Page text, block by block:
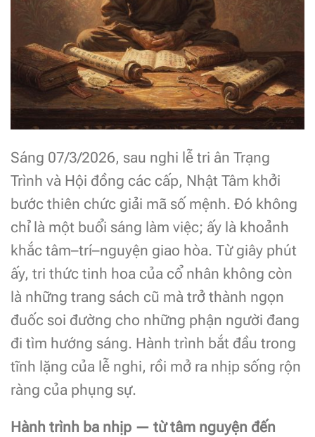
Sáng 07/3/2026, sau nghi lễ tri ân Trạng
Trình và Hội đồng các cấp, Nhật Tâm khởi
bước thiên chức giải mã số mệnh. Đó không
chỉ là một buổi sáng làm việc; ấy là khoảnh
khắc tâm–trí–nguyện giao hòa. Từ giây phút
ấy, tri thức tinh hoa của cổ nhân không còn
là những trang sách cũ mà trở thành ngọn
đuốc soi đường cho những phận người đang
đi tìm hướng sáng. Hành trình bắt đầu trong
tĩnh lặng của lễ nghi, rồi mở ra nhịp sống rộn
ràng của phụng sự.
Hành trình ba nhịp — từ tâm nguyện đến